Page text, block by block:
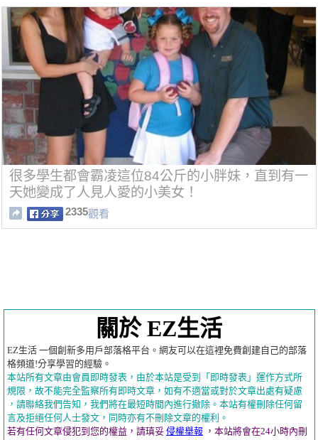
很多學生都會霸凌這位84公斤的小胖妹，直到有一
天她變成了人見人愛的小美女！
2335觀看
關於 EZ生活
EZ生活 一個創新多用戶部落格平台。網友可以在這裡免費創建自己的部落
格頻道!分享學習的經驗。
本站所有文章由會員即時發表，由於本站是受到「即時發表」運作方式所
規限，故不能完全監察所有即時文章，如有不適當或對於文章出處有疑慮
，請聯絡我們告知，我們將在最短時間內進行撤除。本站有權刪除任何留
言及拒絕任何人士發文，同時亦有不刪除文章的權利。
若有任何文章侵犯到您的權益，請瑱妥 侵權舉報 ，本站將會在24小時內刪